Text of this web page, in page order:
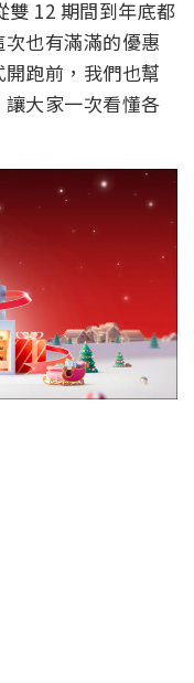
雙 12 期間到年底都
也有滿滿的優惠
跑前，我們也幫
大家一次看懂各